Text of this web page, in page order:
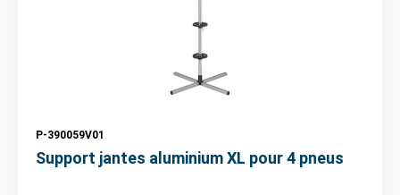
P-390059V01
Support jantes aluminium XL pour 4 pneus